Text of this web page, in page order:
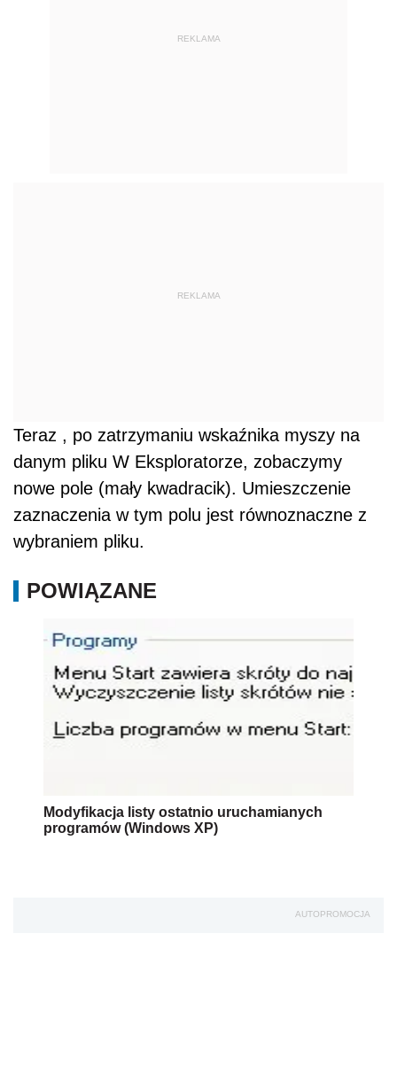
REKLAMA
REKLAMA
Teraz , po zatrzymaniu wskaźnika myszy na
danym pliku W Eksploratorze, zobaczymy
nowe pole (mały kwadracik). Umieszczenie
zaznaczenia w tym polu jest równoznaczne z
wybraniem pliku.
POWIĄZANE
Modyfikacja listy ostatnio uruchamianych
programów (Windows XP)
AUTOPROMOCJA